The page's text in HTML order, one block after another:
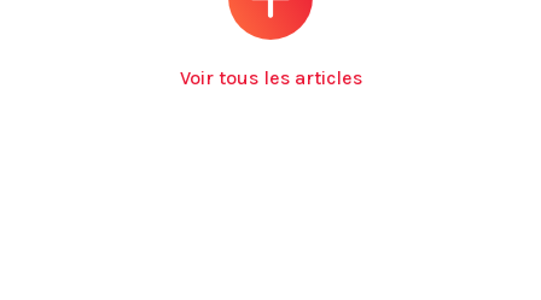
Voir tous les articles